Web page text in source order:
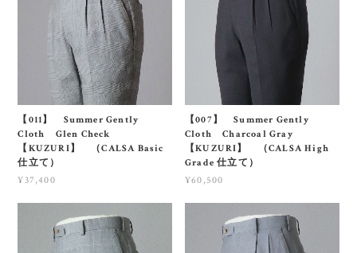
【011】 Summer Gently
Cloth Glen Check
【KUZURI】 （CALSA Basic
仕立て）
¥37,400
【007】 Summer Gently
Cloth Charcoal Gray
【KUZURI】 （CALSA High
Grade 仕立て）
¥60,500